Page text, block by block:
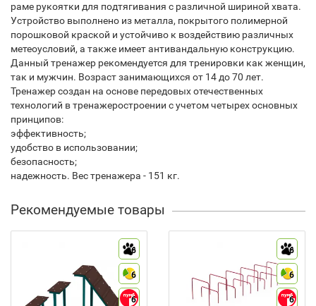
раме рукоятки для подтягивания с различной шириной хвата.
Устройство выполнено из металла, покрытого полимерной
порошковой краской и устойчиво к воздействию различных
метеоусловий, а также имеет антивандальную конструкцию.
Данный тренажер рекомендуется для тренировки как женщин,
так и мужчин. Возраст занимающихся от 14 до 70 лет.
Тренажер создан на основе передовых отечественных
технологий в тренажеростроении с учетом четырех основных
принципов:
эффективность;
удобство в использовании;
безопасность;
надежность. Вес тренажера - 151 кг.
Рекомендуемые товары
6
6
6
6
6
6